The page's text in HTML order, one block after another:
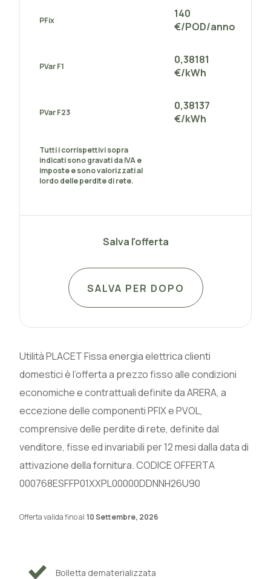
PFix
140
€/POD/anno
PVar F1
0,38181
€/kWh
PVar F23
0,38137
€/kWh
Tutti i corrispettivi sopra
indicati sono gravati da IVA e
imposte e sono valorizzati al
lordo delle perdite di rete.
Salva l'offerta
SALVA PER DOPO
Utilità PLACET Fissa energia elettrica clienti
domestici è l’offerta a prezzo fisso alle condizioni
economiche e contrattuali definite da ARERA, a
eccezione delle componenti PFIX e PVOL,
comprensive delle perdite di rete, definite dal
venditore, fisse ed invariabili per 12 mesi dalla data di
attivazione della fornitura. CODICE OFFERTA
000768ESFFP01XXPL00000DDNNH26U90
Offerta valida fino al 10 Settembre, 2026
Bolletta dematerializzata